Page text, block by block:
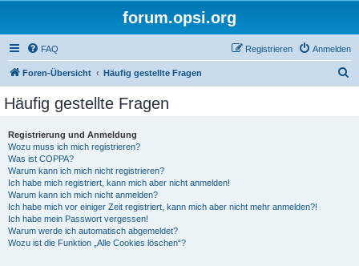
forum.opsi.org
FAQ Anmelden
Registrieren
Foren-Übersicht Häufig gestellte Fragen
Häufig gestellte Fragen
Registrierung und Anmeldung
Wozu muss ich mich registrieren?
Was ist COPPA?
Warum kann ich mich nicht registrieren?
Ich habe mich registriert, kann mich aber nicht anmelden!
Warum kann ich mich nicht anmelden?
Ich habe mich vor einiger Zeit registriert, kann mich aber nicht mehr anmelden?!
Ich habe mein Passwort vergessen!
Warum werde ich automatisch abgemeldet?
Wozu ist die Funktion „Alle Cookies löschen“?